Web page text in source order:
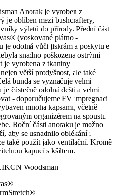
Anorak je vyroben z
je oblíben mezi bushcraftery,
výletů do přírody. Přední část
(voskované plátno -
je odolná vůči jiskrám a poskytuje
snadno poškozena ostrými
je vyrobena z tkaniny
větší prodyšnost, ale také
bunda se vyznačuje velmi
částečně odolná dešti a velmi
- doporučujeme FV impregnaci
mnoha kapsami, včetně
organizérem na spoustu
Boční části anoraku je možno
aby se usnadnilo oblékání i
také použít jako ventilační. Kromě
kapucí s kšiltem.
Woodsman